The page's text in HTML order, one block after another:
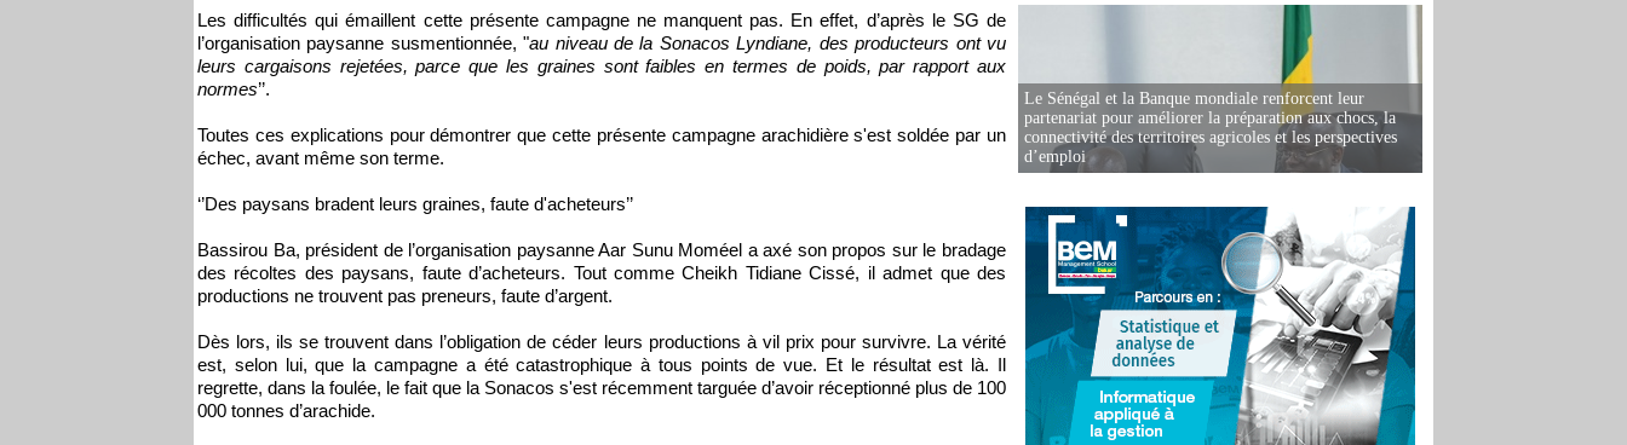
Les difficultés qui émaillent cette présente campagne ne manquent pas. En effet, d’après le SG de
l’organisation paysanne susmentionnée, "au niveau de la Sonacos Lyndiane, des producteurs ont vu
leurs cargaisons rejetées, parce que les graines sont faibles en termes de poids, par rapport aux
normes’’.
Toutes ces explications pour démontrer que cette présente campagne arachidière s'est soldée par un
échec, avant même son terme.
‘’Des paysans bradent leurs graines, faute d'acheteurs’’
Bassirou Ba, président de l’organisation paysanne Aar Sunu Moméel a axé son propos sur le bradage
des récoltes des paysans, faute d’acheteurs. Tout comme Cheikh Tidiane Cissé, il admet que des
productions ne trouvent pas preneurs, faute d’argent.
Dès lors, ils se trouvent dans l’obligation de céder leurs productions à vil prix pour survivre. La vérité
est, selon lui, que la campagne a été catastrophique à tous points de vue. Et le résultat est là. Il
regrette, dans la foulée, le fait que la Sonacos s'est récemment targuée d’avoir réceptionné plus de 100
000 tonnes d’arachide.
Le Sénégal et la Banque mondiale renforcent leur
partenariat pour améliorer la préparation aux chocs, la
connectivité des territoires agricoles et les perspectives
d’emploi